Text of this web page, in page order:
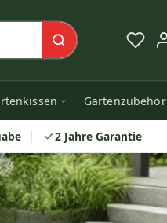
Gartenzubehör
2 Jahre Garantie